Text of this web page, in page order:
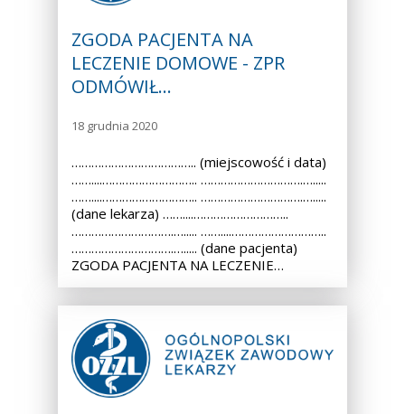
ZGODA PACJENTA NA
LECZENIE DOMOWE - ZPR
ODMÓWIŁ…
18 grudnia 2020
……………………………….. (miejscowość i data)
……....……………………….. ………………………….….....
……....……………………….. ………………………….….....
(dane lekarza) ……....………………………..
………………………….…..... ……....………………………..
………………………….…..... (dane pacjenta)
ZGODA PACJENTA NA LECZENIE…